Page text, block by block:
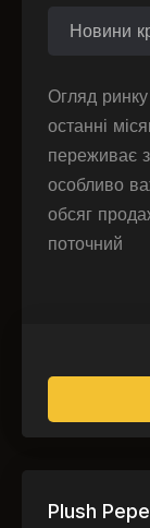
Новини
Огляд
останні
переживає
особливо
обсяг
поточний
Plush